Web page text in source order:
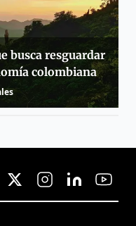
busca resguardar
colombiana